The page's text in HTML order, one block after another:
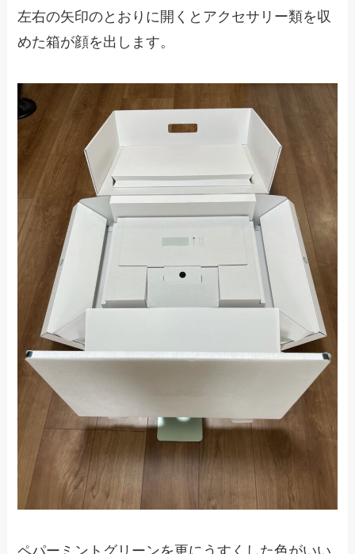
左右の矢印のとおりに開くとアクセサリー類を収
めた箱が顔を出します。
ペパーミントグリーンを更にうすくした色がいい